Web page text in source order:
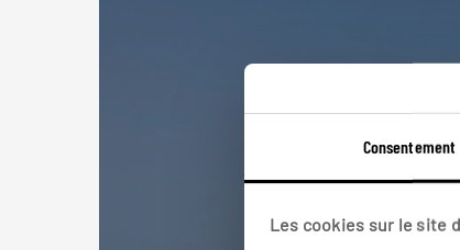
Consentement
Les cookies sur le site